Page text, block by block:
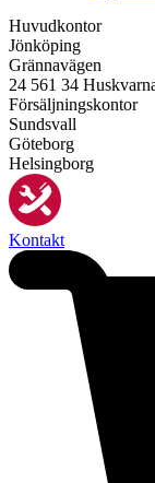
Huvudkontor
Jönköping
Grännavägen
24 561 34
Försäljningskontor
Sundsvall
Göteborg
Helsingborg
Kontakt